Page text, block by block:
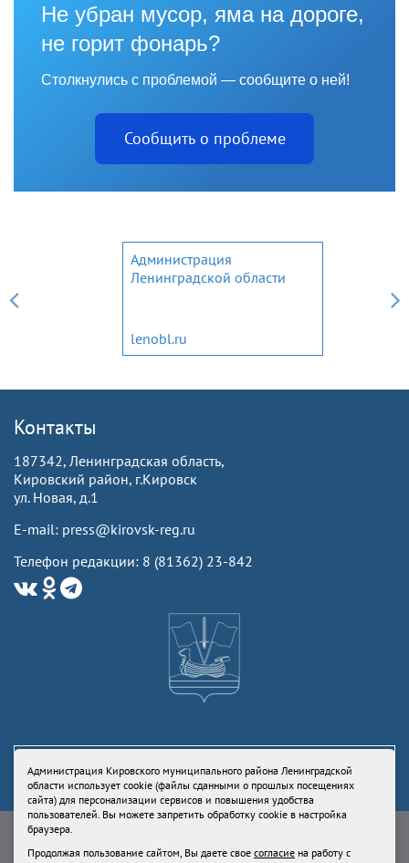
Не убран мусор, яма на дороге,
не горит фонарь?
Столкнулись с проблемой — сообщите о ней!
Сообщить о проблеме
Администрация
Ленинградской области
lenobl.ru
Контакты
187342, Ленинградская область,
Кировский район, г.Кировск
ул. Новая, д.1
E-mail: press@kirovsk-reg.ru
Телефон редакции: 8 (81362) 23-842
Свидетельство Роскомнадзора ЭЛ № ФС77-73336 от 24 июля 2018
Ленинградской области
Администрация Кировского муниципального района Ленинградской
области использует cookie (файлы сданными о прошлых посещениях
сайта) для персонализации сервисов и повышения удобства
пользователей. Вы можете запретить обработку cookie в настройка
браузера.
Продолжая пользование сайтом, Вы даете свое согласие на работу с